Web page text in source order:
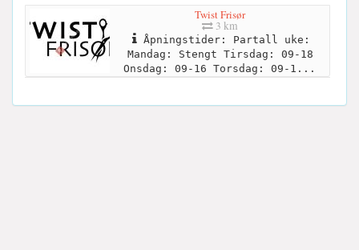
Twist Frisør
3 km
Åpningstider: Partall uke:
Mandag: Stengt Tirsdag: 09-18
Onsdag: 09-16 Torsdag: 09-1...